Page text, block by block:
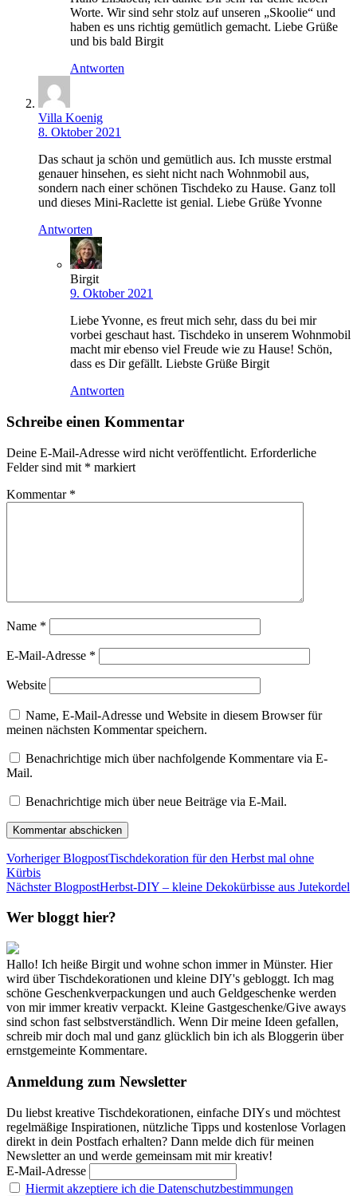
Worte. Wir sind sehr stolz auf unseren „Skoolie“ und
haben es uns richtig gemütlich gemacht. Liebe Grüße
und bis bald Birgit
Antworten
Villa Koenig
8. Oktober 2021
Das schaut ja schön und gemütlich aus. Ich musste erstmal
genauer hinsehen, es sieht nicht nach Wohnmobil aus,
sondern nach einer schönen Tischdeko zu Hause. Ganz toll
und dieses Mini-Raclette ist genial. Liebe Grüße Yvonne
Antworten
Birgit
9. Oktober 2021
Liebe Yvonne, es freut mich sehr, dass du bei mir
vorbei geschaut hast. Tischdeko in unserem Wohnmobil
macht mir ebenso viel Freude wie zu Hause! Schön,
dass es Dir gefällt. Liebste Grüße Birgit
Antworten
Schreibe einen Kommentar
Deine E-Mail-Adresse wird nicht veröffentlicht. Erforderliche
Felder sind mit * markiert
Kommentar *
Name *
E-Mail-Adresse *
Website
Name, E-Mail-Adresse und Website in diesem Browser für
meinen nächsten Kommentar speichern.
Benachrichtige mich über nachfolgende Kommentare via E-
Mail.
Benachrichtige mich über neue Beiträge via E-Mail.
Vorheriger BlogpostTischdekoration für den Herbst mal ohne
Kürbis
Nächster BlogpostHerbst-DIY – kleine Dekokürbisse aus Jutekordel
Wer bloggt hier?
Hallo! Ich heiße Birgit und wohne schon immer in Münster. Hier
wird über Tischdekorationen und kleine DIY's gebloggt. Ich mag
schöne Geschenkverpackungen und auch Geldgeschenke werden
von mir immer kreativ verpackt. Kleine Gastgeschenke/Give aways
sind schon fast selbstverständlich. Wenn Dir meine Ideen gefallen,
schreib mir doch mal und ganz glücklich bin ich als Bloggerin über
ernstgemeinte Kommentare.
Anmeldung zum Newsletter
Du liebst kreative Tischdekorationen, einfache DIYs und möchtest
regelmäßige Inspirationen, nützliche Tipps und kostenlose Vorlagen
direkt in dein Postfach erhalten? Dann melde dich für meinen
Newsletter an und werde gemeinsam mit mir kreativ!
E-Mail-Adresse
Hiermit akzeptiere ich die Datenschutzbestimmungen